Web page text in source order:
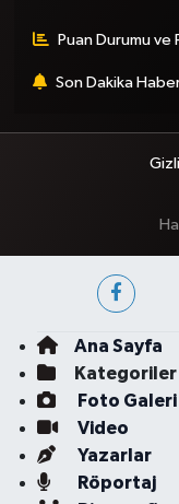
Puan Durumu ve
Son Dakika
Ana Sayfa
Kategoriler
Foto Galeri
Video
Yazarlar
Röportaj